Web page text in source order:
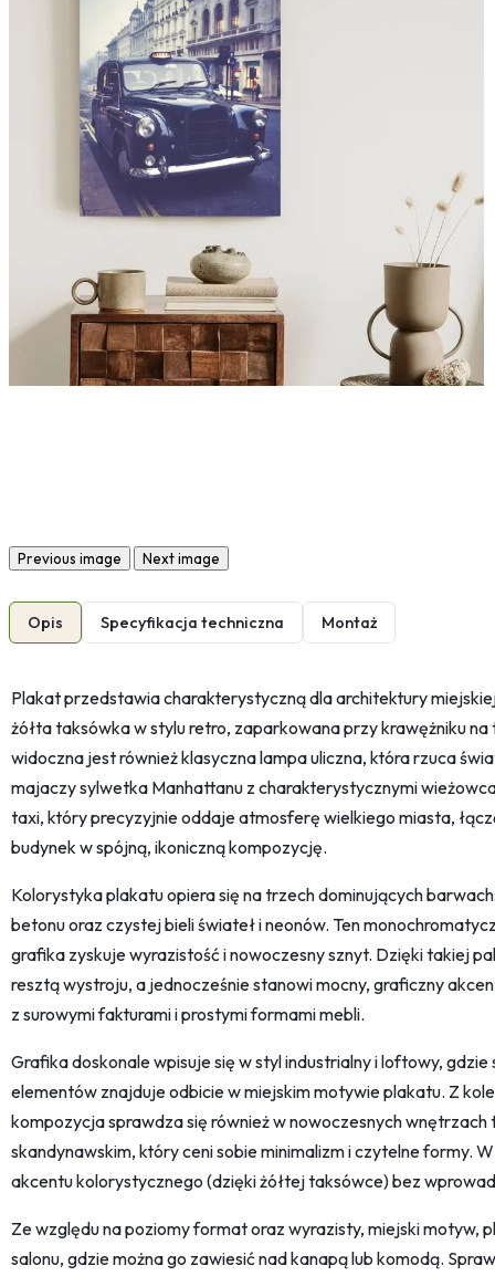
Previous image Next image
Opis Specyfikacja techniczna Montaż
Plakat przedstawia charakterystyczną dla architektury
żółta taksówka w stylu retro, zaparkowana przy krawężniku
widoczna jest również klasyczna lampa uliczna, która rzuca
majaczy sylwetka Manhattanu z charakterystycznymi
taxi, który precyzyjnie oddaje atmosferę wielkiego miasta,
budynek w spójną, ikoniczną kompozycję.
Kolorystyka plakatu opiera się na trzech dominujących
betonu oraz czystej bieli świateł i neonów. Ten
grafika zyskuje wyrazistość i nowoczesny sznyt. Dzięki takiej
resztą wystroju, a jednocześnie stanowi mocny, graficzny
z surowymi fakturami i prostymi formami mebli.
Grafika doskonale wpisuje się w styl industrialny i loftowy,
elementów znajduje odbicie w miejskim motywie plakatu. Z
kompozycja sprawdza się również w nowoczesnych wnętrzach
skandynawskim, który ceni sobie minimalizm i czytelne formy.
akcentu kolorystycznego (dzięki żółtej taksówce) bez
Ze względu na poziomy format oraz wyrazisty, miejski motyw,
salonu, gdzie można go zawiesić nad kanapą lub komodą.